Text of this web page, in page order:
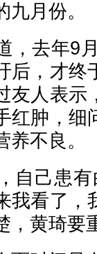
月份。
，去年9
后，才终
友人表示
红肿，细
不良。
自己患
我看了，
，黄琦要